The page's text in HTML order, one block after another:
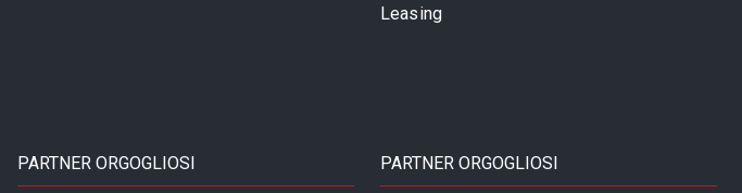
Leasing
PARTNER ORGOGLIOSI PARTNER ORGOGLIOSI